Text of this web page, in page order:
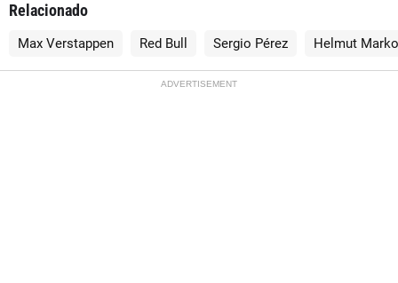
Relacionado
Max Verstappen Red Bull Sergio Pérez Helmut Marko
ADVERTISEMENT